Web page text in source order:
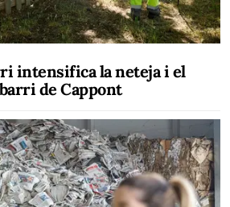
intensifica la neteja i el
de Cappont